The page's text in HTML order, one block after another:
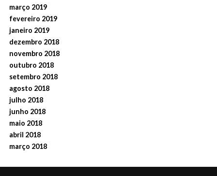
março 2019
fevereiro 2019
janeiro 2019
dezembro 2018
novembro 2018
outubro 2018
setembro 2018
agosto 2018
julho 2018
junho 2018
maio 2018
abril 2018
março 2018